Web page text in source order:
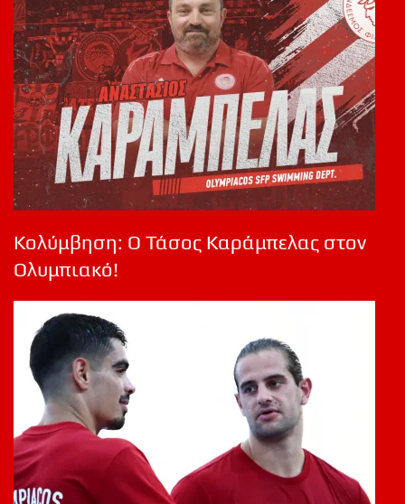
Κολύμβηση: Ο Τάσος Καράμπελας στον
Ολυμπιακό!